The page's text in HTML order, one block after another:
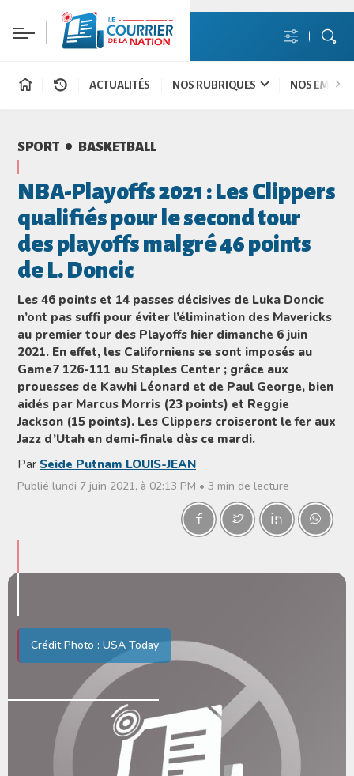
ACTUALITÉS NOS RUBRIQUES NOS
SPORT • BASKETBALL
NBA-Playoffs 2021 : Les Clippers
qualifiés pour le second tour
des playoffs malgré 46 points
de L. Doncic
Les 46 points et 14 passes décisives de Luka Doncic
n’ont pas suffi pour éviter l’élimination des Mavericks
au premier tour des Playoffs hier dimanche 6 juin
2021. En effet, les Californiens se sont imposés au
Game7 126-111 au Staples Center ; grâce aux
prouesses de Kawhi Léonard et de Paul George, bien
aidés par Marcus Morris (23 points) et Reggie
Jackson (15 points). Les Clippers croiseront le fer aux
Jazz d’Utah en demi-finale dès ce mardi.
ParSeide Putnam LOUIS-JEAN
Publié lundi 7 juin 2021, à 02:13 PM • 3 min de lecture
Crédit Photo : USA Today